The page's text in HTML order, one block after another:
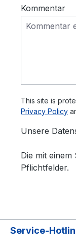
Kommentar
This site is
Privacy Policy
Unsere
Die mit
Pflichtfelder.
Service-